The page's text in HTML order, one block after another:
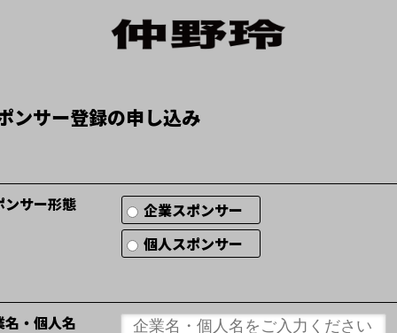
ンサー登録の申し込み
ンサー形態
企業スポンサー
個人スポンサー
名・個人名